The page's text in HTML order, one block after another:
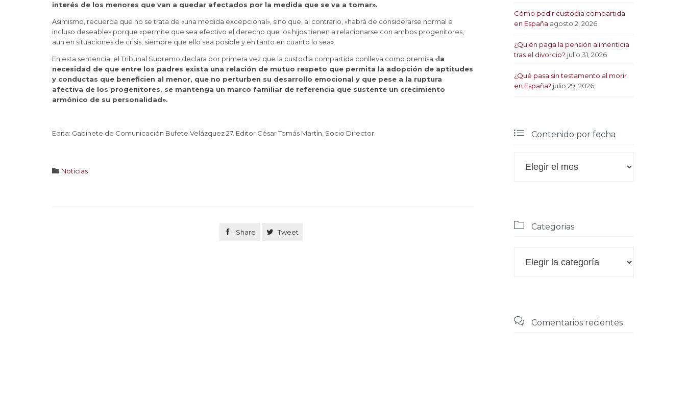
interés de los menores que van a quedar afectados por la medida que se va a tomar».
Asimismo, recuerda que no se trata de «una medida excepcional», sino que, al contrario, «habrá de considerarse normal e
incluso deseable» porque «permite que sea efectivo el derecho que los hijos tienen a relacionarse con ambos progenitores,
aun en situaciones de crisis, siempre que ello sea posible y en tanto en cuanto lo sea».
En esta sentencia, el Tribunal Supremo declara por primera vez que la custodia compartida conlleva como premisa «la
necesidad de que entre los padres exista una relación de mutuo respeto que permita la adopción de aptitudes
y conductas que beneficien al menor, que no perturben su desarrollo emocional y que pese a la ruptura
afectiva de los progenitores, se mantenga un marco familiar de referencia que sustente un crecimiento
armónico de su personalidad».
Edita: Gabinete de Comunicación Bufete Velázquez 27. Editor César Tomás Martín, Socio Director.
 Category
Noticias
 Share  Tweet
Cómo pedir custodia compartida
en España agosto 2, 2026
¿Quién paga la pensión alimenticia
tras el divorcio? julio 31, 2026
¿Qué pasa sin testamento al morir
en España? julio 29, 2026
 Contenido por fecha
Contenido
 Categorias
Categorias
 Comentarios recientes